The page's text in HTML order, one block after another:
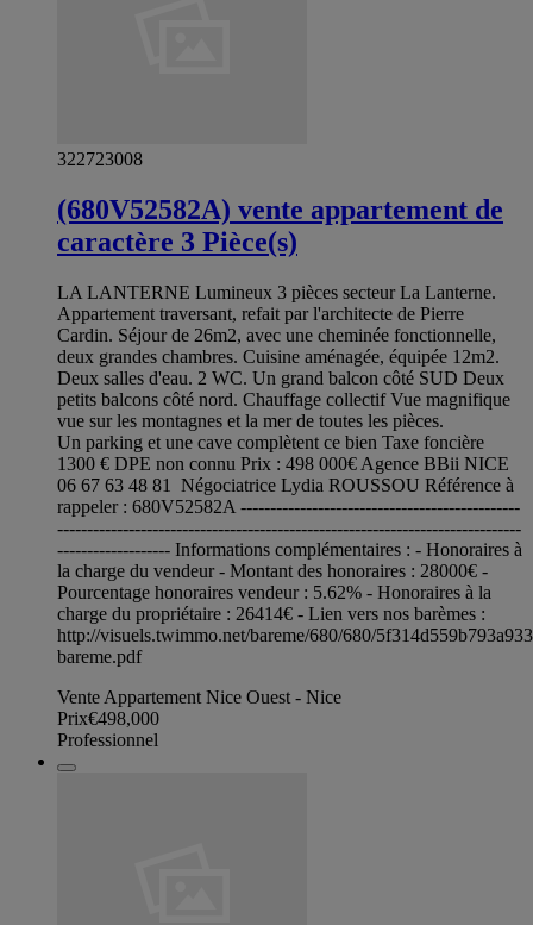
322723008
(680V52582A) vente appartement de
caractère 3 Pièce(s)
LA LANTERNE Lumineux 3 pièces secteur La Lanterne.
Appartement traversant, refait par l'architecte de Pierre
Cardin. Séjour de 26m2, avec une cheminée fonctionnelle,
deux grandes chambres. Cuisine aménagée, équipée 12m2.
Deux salles d'eau. 2 WC. Un grand balcon côté SUD Deux
petits balcons côté nord. Chauffage collectif Vue magnifique
vue sur les montagnes et la mer de toutes les pièces.
Un parking et une cave complètent ce bien Taxe foncière
1300 € DPE non connu Prix : 498 000€ Agence BBii NICE
06 67 63 48 81 Négociatrice Lydia ROUSSOU Référence à
rappeler : 680V52582A -----------------------------------------------
------------------------------------------------------------------------------
------------------- Informations complémentaires : - Honoraires à
la charge du vendeur - Montant des honoraires : 28000€ -
Pourcentage honoraires vendeur : 5.62% - Honoraires à la
charge du propriétaire : 26414€ - Lien vers nos barèmes :
http://visuels.twimmo.net/bareme/680/680/
bareme.pdf
Vente Appartement Nice Ouest - Nice
Prix€498,000
Professionnel